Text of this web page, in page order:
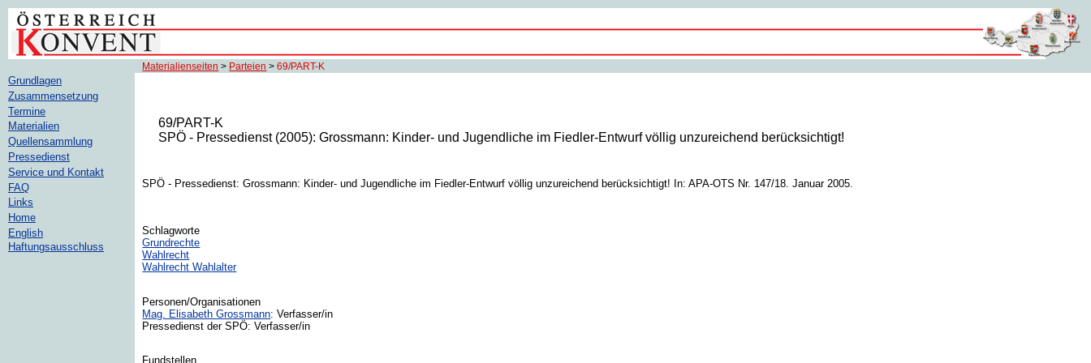
Materialienseiten > Parteien >69/PART-K
69/PART-K
SPÖ - Pressedienst (2005): Grossmann: Kinder- und Jugendliche im Fiedler-Entwurf völlig unzureichend berücksichtigt!
SPÖ - Pressedienst: Grossmann: Kinder- und Jugendliche im Fiedler-Entwurf völlig unzureichend berücksichtigt! In: APA-OTS Nr. 147/18. Januar 2005.
Schlagworte
Grundrechte
Wahlrecht
Wahlrecht Wahlalter
Personen/Organisationen
Mag. Elisabeth Grossmann: Verfasser/in
Pressedienst der SPÖ: Verfasser/in
Fundstellen
Grundlagen
Zusammensetzung
Termine
Materialien
Quellensammlung
Pressedienst
Service und Kontakt
FAQ
Links
Home
English
Haftungsausschluss